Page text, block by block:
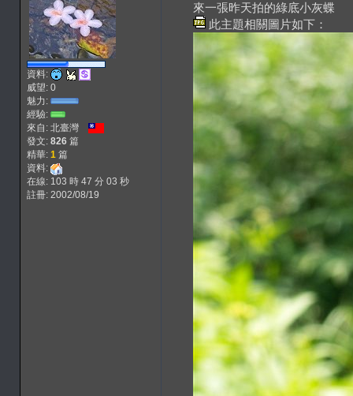
資料:
威望: 0
魅力:
經驗:
來自: 北臺灣
發文: 826篇
精華: 1篇
資料:
在線: 103 時 47 分 03 秒
註冊: 2002/08/19
來一張昨天拍的綠底小灰蝶
此主題相關圖片如下：